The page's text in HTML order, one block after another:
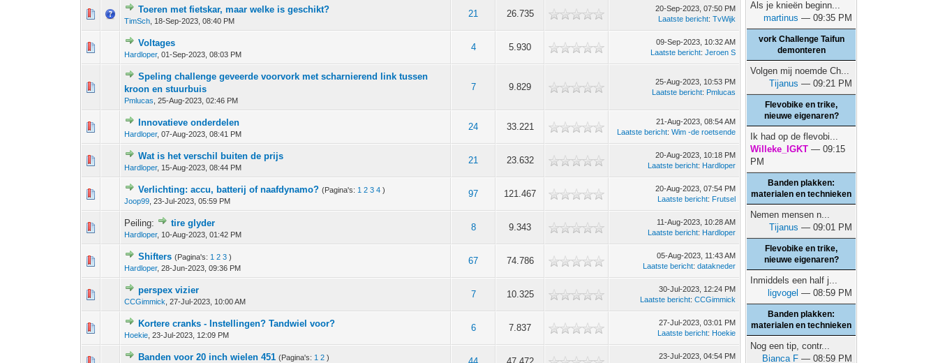
Toeren met fietskar, maar welke is geschikt?
TimSch 18-Sep-2023, 08:40 PM
21 26.735
0 stem - 0 van 5 gemiddeld
1234 5
20-Sep-2023, 07:50 PM
Laatste bericht:TvWijk
Voltages
Hardloper,01-Sep-2023, 08:03 PM
4 5.930
0 stem - 0 van 5 gemiddeld
09-Sep-2023, 10:32 AM
Laatste bericht:Jeroen S
Speling challenge geveerde voorvork met scharnierend link tussen
kroon en stuurbuis
Pmlucas ,25-Aug-2023, 02:46 PM
7 9.829
0 stem - 0 van 5 gemiddeld
1
25-Aug-2023, 10:53 PM
Laatste bericht: Pmlucas
Innovatieve onderdelen
Hardloper,07-Aug-2023, 08:41 PM
24 33.221
0 stem - 0 van 5 gemiddeld
12345
21-Aug-2023, 08:54 AM
Laatste bericht:Wim -de roetsende
Wat is het verschil buiten de prijs
Hardloper, 15-Aug-2023, 08:44 PM
21 23.632
0 stem - 0 van 5 gemiddeld
123 45
20-Aug-2023, 10:18 PM
Laatste bericht: Hardloper
Verlichting: accu, batterij of naafdynamo? (Pagina's: 1 2 3 4 )
Joop99 ,23-Jul-2023, 05:59 PM
97 121.467
0 stem - 0 van 5 gemiddeld
12 345
20-Aug-2023, 07:54 PM
Laatste bericht: Frutsel
Peiling: tire glyder
Hardloper, 10-Aug-2023, 01:42 PM
8 9.343
0 stem - 0 van 5 gemiddeld
12
11-Aug-2023, 10:28 AM
Laatste bericht: Hardloper
Shifters (Pagina's: 1 2 3 )
Hardloper,28-Jun-2023, 09:36 PM
67 74.786
0 stem - 0 van 5 gemiddeld
1 2345
05-Aug-2023, 11:43 AM
Laatste bericht:datakneder
perspex vizier
CCGimmick ,27-Jul-2023, 10:00 AM
7 10.325
0 stem - 0 van 5 gemiddeld
30-Jul-2023, 12:24 PM
Laatste bericht:CCGimmick
Kortere cranks - Instellingen? Tandwiel voor?
Hoekie ,23-Jul-2023, 12:09 PM
6 7.837
0 stem - 0 van 5 gemiddeld
1 2345
27-Jul-2023, 03:01 PM
Laatste bericht: Hoekie
Banden voor 20 inch wielen 451 (Pagina's: 1 2 )
23-Jul-2023, 04:54 PM
Als je knieën beginn...
martinus — 09:35 PM
vork Challenge Taifun
demonteren
Volgen mij noemde Ch...
Tijanus — 09:21 PM
Flevobike en trike,
nieuwe eigenaren?
Ik had op de flevobi...
Willeke_IGKT — 09:15
PM
Banden plakken:
materialen en technieken
Nemen mensen n...
Tijanus — 09:01 PM
Flevobike en trike,
nieuwe eigenaren?
Inmiddels een half j...
ligvogel — 08:59 PM
Banden plakken:
materialen en technieken
Nog een tip, contr...
Bianca F — 08:59 PM